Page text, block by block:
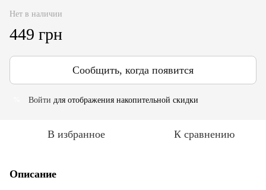
Нет в наличии
449 грн
Сообщить, когда появится
Войти для отображения накопительной скидки
В избранное К сравнению
Описание